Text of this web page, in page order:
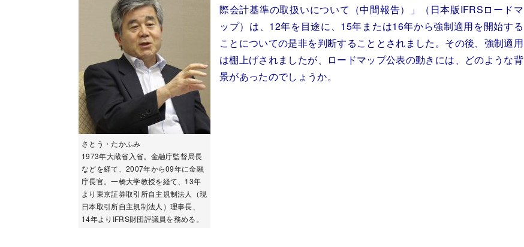
さとう・たかふみ
1973年大蔵省入省。金融庁監督局長
などを経て、2007年から09年に金融
庁長官。一橋大学教授を経て、13年
より東京証券取引所自主規制法人（現
日本取引所自主規制法人）理事長、
14年よりIFRS財団評議員を務める。
際会計基準の取扱いについて（中間報告）」（日本版IFRSロードマ
ップ）は、12年を目途に、15年または16年から強制適用を開始する
ことについての是非を判断することとされました。その後、強制適用
は棚上げされましたが、ロードマップ公表の動きには、どのような背
景があったのでしょうか。